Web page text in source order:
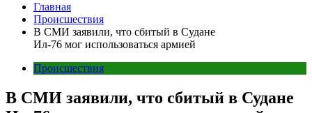
Главная
Происшествия
В СМИ заявили, что сбитый в Судане
Ил-76 мог использоваться армией
Происшествия
В СМИ заявили, что сбитый в Судане